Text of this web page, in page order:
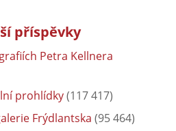
příspěvky
Petra Kellnera
prohlídky(117 417)
Frýdlantska (95 464)